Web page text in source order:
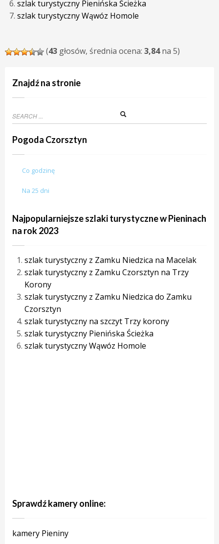
szlak turystyczny Pienińska Ścieżka
szlak turystyczny Wąwóz Homole
(43 głosów, średnia ocena: 3,84na 5)
Znajdź na stronie
Pogoda Czorsztyn
Co godzinę
Na 25 dni
Najpopularniejsze szlaki turystyczne w Pieninach
na rok 2023
szlak turystyczny z Zamku Niedzica na Macelak
szlak turystyczny z Zamku Czorsztyn na Trzy
Korony
szlak turystyczny z Zamku Niedzica do Zamku
Czorsztyn
szlak turystyczny na szczyt Trzy korony
szlak turystyczny Pienińska Ścieżka
szlak turystyczny Wąwóz Homole
Sprawdź kamery online:
kamery Pieniny